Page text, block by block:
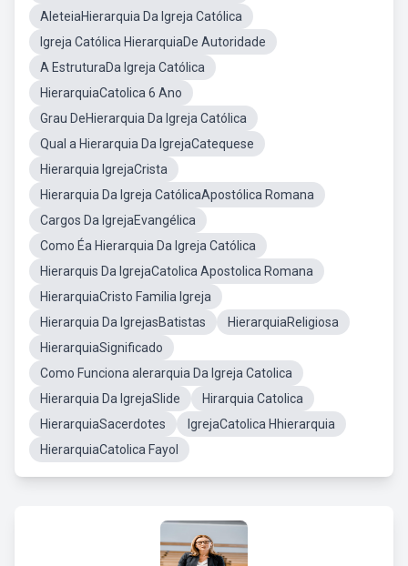
AleteiaHierarquia Da Igreja Católica
Igreja Católica HierarquiaDe Autoridade
A EstruturaDa Igreja Católica
HierarquiaCatolica 6 Ano
Grau DeHierarquia Da Igreja Católica
Qual a Hierarquia Da IgrejaCatequese
Hierarquia IgrejaCrista
Hierarquia Da Igreja CatólicaApostólica Romana
Cargos Da IgrejaEvangélica
Como Éa Hierarquia Da Igreja Católica
Hierarquis Da IgrejaCatolica Apostolica Romana
HierarquiaCristo Familia Igreja
Hierarquia Da IgrejasBatistas
HierarquiaReligiosa
HierarquiaSignificado
Como Funciona aIerarquia Da Igreja Catolica
Hierarquia Da IgrejaSlide
Hirarquia Catolica
HierarquiaSacerdotes
IgrejaCatolica Hhierarquia
HierarquiaCatolica Fayol